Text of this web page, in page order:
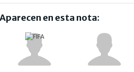
Aparecen en esta nota: